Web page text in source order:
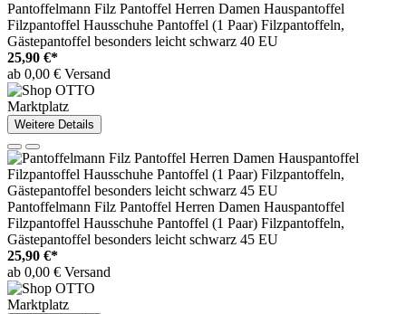
Pantoffelmann Filz Pantoffel Herren Damen Hauspantoffel
Filzpantoffel Hausschuhe Pantoffel (1 Paar) Filzpantoffeln,
Gästepantoffel besonders leicht schwarz 40 EU
25,90 €*
ab 0,00 € Versand
Marktplatz
Weitere Details
Pantoffelmann Filz Pantoffel Herren Damen Hauspantoffel
Filzpantoffel Hausschuhe Pantoffel (1 Paar) Filzpantoffeln,
Gästepantoffel besonders leicht schwarz 45 EU
25,90 €*
ab 0,00 € Versand
Marktplatz